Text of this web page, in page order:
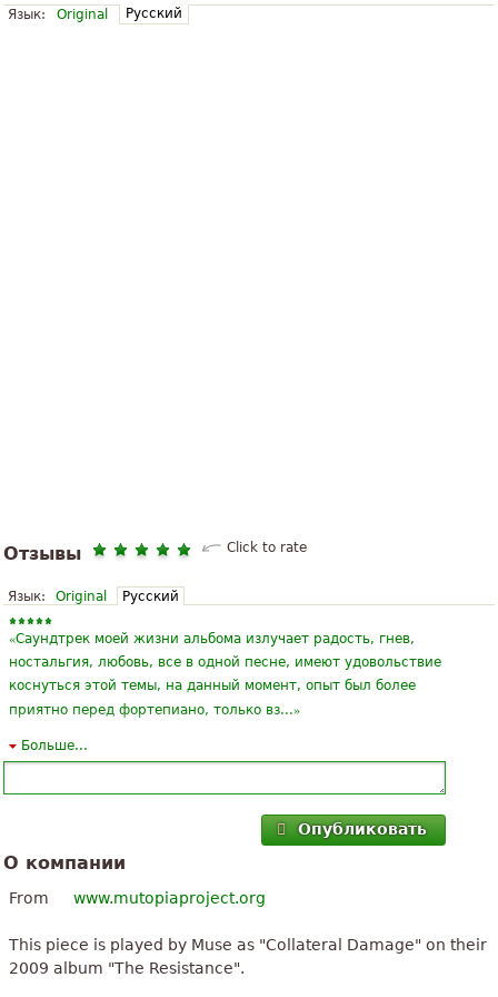
Язык: Original Русский
Отзывы Click to rate
Язык: Original Русский
«Саундтрек моей жизни альбома излучает радость, гнев,
ностальгия, любовь, все в одной песне, имеют удовольствие
коснуться этой темы, на данный момент, опыт был более
приятно перед фортепиано, только вз...»
« Я скачал оценка, потому что не я мог ждать больше, чтобы
прекрасного мира и чувствовать себя как плавающи...»
«Шопен шедевр, я исполнил это как часть моей старший
концерта в 1967 году. Романтический и тоска души Шопена
поддерживаемых прокатки гармонических ба... »
Больше...
Опубликовать
О компании
From www.mutopiaproject.org
This piece is played by Muse as "Collateral Damage" on their
2009 album "The Resistance".